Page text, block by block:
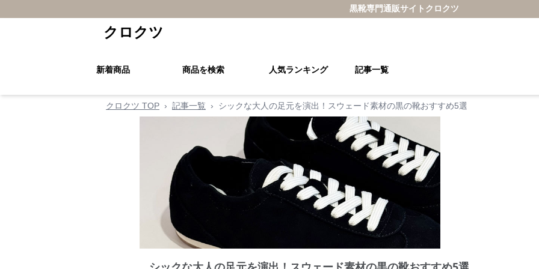
黒靴専門通販サイト クロクツ
クロクツ
新着商品 商品を検索 人気ランキング 記事一覧
クロクツ TOP › 記事一覧 › シックな大人の足元を演出！スウェード素材の黒の靴おすすめ5選